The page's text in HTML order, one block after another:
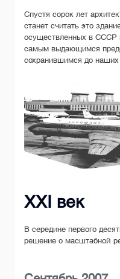
Спустя сорок лет
станет считать это
осуществленных в СССР
самым выдающимся
сохранившимся до наших
XXI век
В середине первого
решение о масштабной